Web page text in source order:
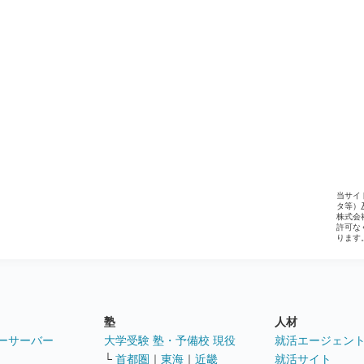
当サイ
タ等）
株式会
許可な
ります
サーバー
塾
大学受験 塾・予備校 現役
└ 首都圏 ｜ 東海 ｜ 近畿
人材
就活エージェン
就活サイト